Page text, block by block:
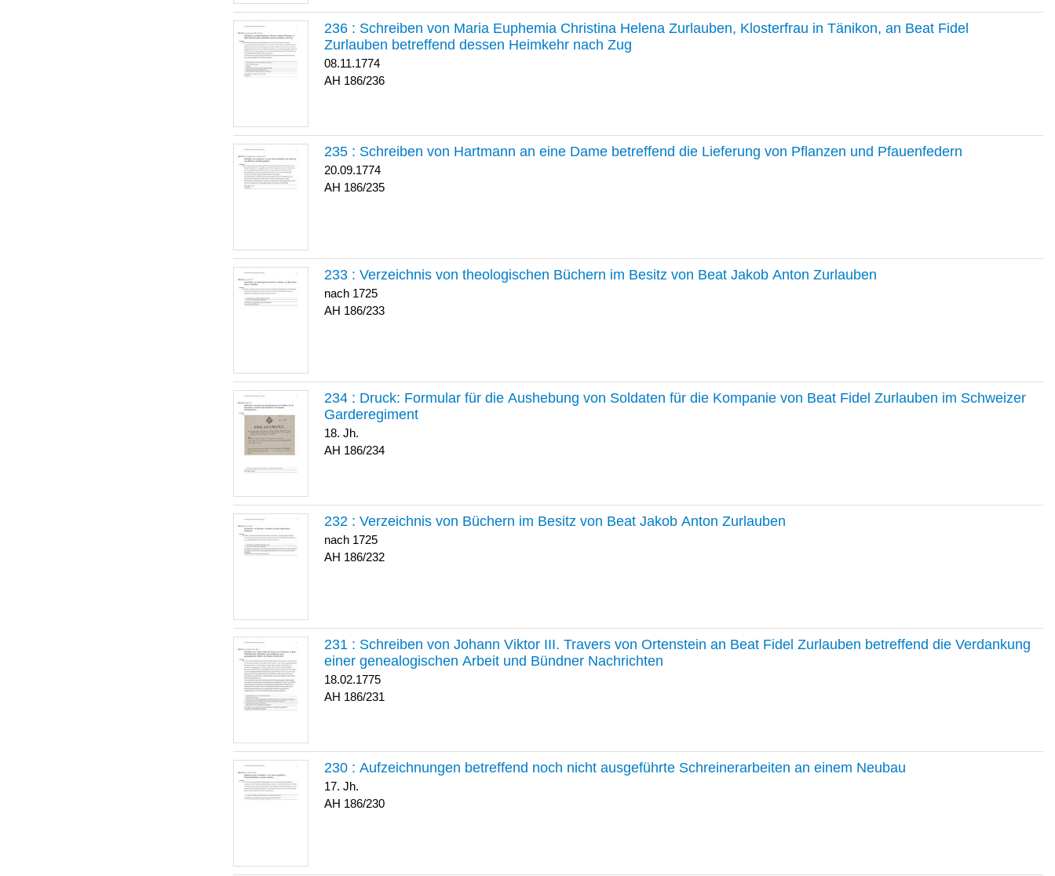
236 : Schreiben von Maria Euphemia Christina Helena Zurlauben, Klosterfrau in Tänikon, an Beat Fidel
Zurlauben betreffend dessen Heimkehr nach Zug
08.11.1774
186/236
235 : Schreiben von Hartmann an eine Dame betreffend die Lieferung von Pflanzen und Pfauenfedern
20.09.1774
186/235
233 : Verzeichnis von theologischen Büchern im Besitz von Beat Jakob Anton Zurlauben
nach 1725
186/233
234 : Druck: Formular für die Aushebung von Soldaten für die Kompanie von Beat Fidel Zurlauben im Schweizer
Garderegiment
18. Jh.
186/234
232 : Verzeichnis von Büchern im Besitz von Beat Jakob Anton Zurlauben
nach 1725
186/232
231 : Schreiben von Johann Viktor III. Travers von Ortenstein an Beat Fidel Zurlauben betreffend die Verdankung
einer genealogischen Arbeit und Bündner Nachrichten
18.02.1775
186/231
230 : Aufzeichnungen betreffend noch nicht ausgeführte Schreinerarbeiten an einem Neubau
17. Jh.
186/230